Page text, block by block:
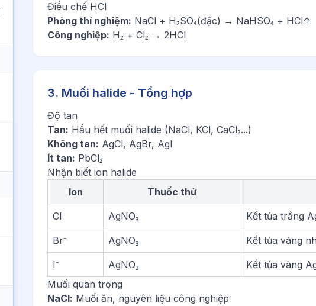
Điều chế HCl
Phòng thí nghiệm: NaCl + H₂SO₄(đặc) → NaHSO₄ + HCl↑
Công nghiệp: H₂ + Cl₂ → 2HCl
3. Muối halide - Tổng hợp
Độ tan
Tan: Hầu hết muối halide (NaCl, KCl, CaCl₂...)
Không tan: AgCl, AgBr, AgI
Ít tan: PbCl₂
Nhận biết ion halide
Ion
Thuốc thử
Cl⁻ AgNO₃ Kết tủa trắng
Br⁻ AgNO₃ Kết tủa vàng
I⁻ AgNO₃
Kết tủa vàng
Muối quan trọng
NaCl: Muối ăn, nguyên liệu công nghiệp